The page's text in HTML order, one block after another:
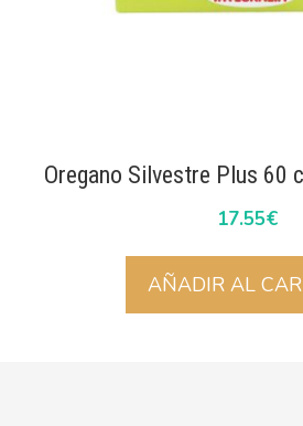
Oregano Silvestre Plus 60
17.55€
AÑADIR AL